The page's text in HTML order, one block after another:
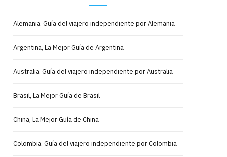
Alemania. Guía del viajero independiente por Alemania
Argentina, La Mejor Guía de Argentina
Australia. Guía del viajero independiente por Australia
Brasil, La Mejor Guía de Brasil
China, La Mejor Guía de China
Colombia. Guía del viajero independiente por Colombia